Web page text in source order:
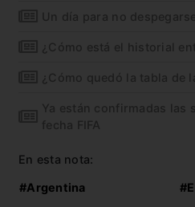
Un día para no
¿Cómo está el historial
¿Cómo quedó la tabla de
Ya están confirmadas las
fecha FIFA
En esta nota:
#Argentina